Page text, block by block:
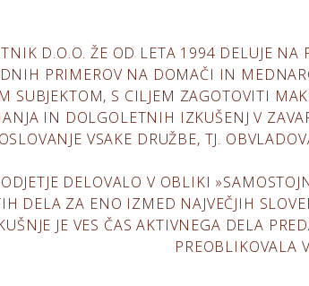
D.O.O. ŽE OD LETA 1994 DELUJE NA
PRIMEROV NA DOMAČI IN
SUBJEKTOM, S CILJEM ZAGOTOVITI
IN DOLGOLETNIH IZKUŠENJ V
VSAKE DRUŽBE, TJ.
DELOVALO V OBLIKI
DELA ZA ENO IZMED NAJVEČJIH
JE VES ČAS AKTIVNEGA DELA
PREOBLIKOVALA